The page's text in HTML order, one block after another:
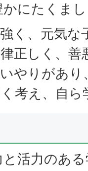
にたくま
く、元気な
しく、善
りがあり
え、自ら
活力のあ